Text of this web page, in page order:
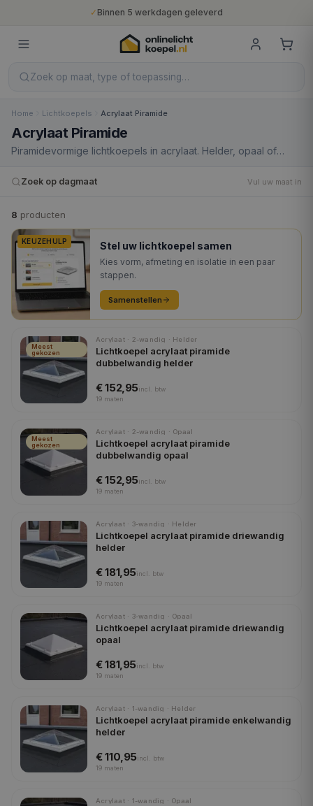
✓ Binnen 5 werkdagen geleverd
Nederlandse productie
Gratis verzending vanaf €400
Zoek op maat, type of toepassing…
Home Lichtkoepels Acrylaat Piramide
Acrylaat Piramide
Piramidevormige lichtkoepels in acrylaat. Helder, opaal of
Zoek op dagmaat Vul uw maat in
8 producten
KEUZEHULP Stel uw lichtkoepel samen
Kies vorm, afmeting en isolatie in een paar
stappen.
Samenstellen
Meest
gekozen
Acrylaat · 2-wandig · Helder
Lichtkoepel acrylaat piramide
dubbelwandig helder
€ 152,95incl.
btw
19 maten
Meest
gekozen
Acrylaat · 2-wandig · Opaal
Lichtkoepel acrylaat piramide
dubbelwandig opaal
€ 152,95incl.
btw
19 maten
Acrylaat · 3-wandig · Helder
Lichtkoepel acrylaat piramide driewandig
helder
€ 181,95incl.
btw
19 maten
Acrylaat · 3-wandig · Opaal
Lichtkoepel acrylaat piramide driewandig
opaal
€ 181,95incl.
btw
19 maten
Acrylaat · 1-wandig · Helder
Lichtkoepel acrylaat piramide enkelwandig
helder
€ 110,95incl.
btw
19 maten
Acrylaat · 1-wandig · Opaal